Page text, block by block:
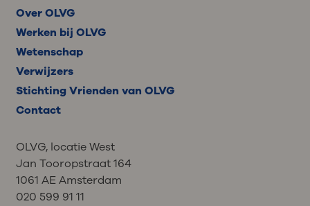
Over OLVG
Werken bij OLVG
Wetenschap
Verwijzers
Stichting Vrienden van OLVG
Contact
OLVG, locatie West
Jan Tooropstraat 164
1061 AE Amsterdam
020 599 91 11